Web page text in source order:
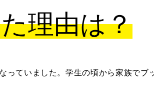
理由は？
っていました。学生の頃から家族で